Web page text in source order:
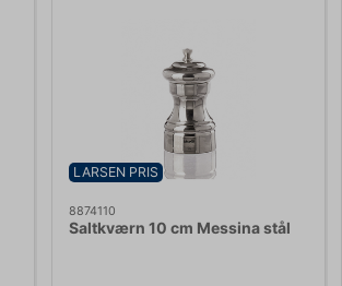
LARSEN PRIS
8874110
Saltkværn 10 cm Messina stål